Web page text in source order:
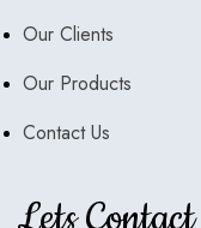
Our Clients
Our Products
Contact Us